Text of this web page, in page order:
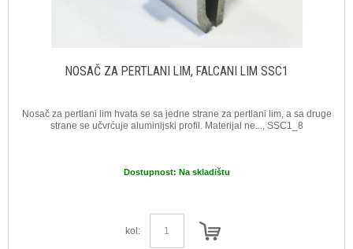
NOSAČ ZA PERTLANI LIM, FALCANI LIM SSC1
Nosač za pertlani lim hvata se sa jedne strane za pertlani lim, a sa druge
strane se učvrćuje aluminijski profil. Materijal ne..., SSC1_8
Dostupnost: Na skladištu
kol: